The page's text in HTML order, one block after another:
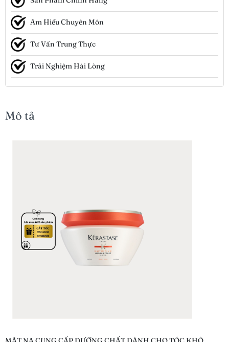
Am Hiểu Chuyên Môn
Tư Vấn Trung Thực
Trải Nghiệm Hài Lòng
Mô tả